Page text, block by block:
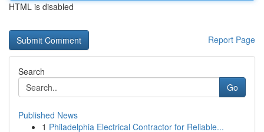
HTML is disabled
Report Page
Search
Go
Published News
1 Philadelphia Electrical Contractor for Reliable...